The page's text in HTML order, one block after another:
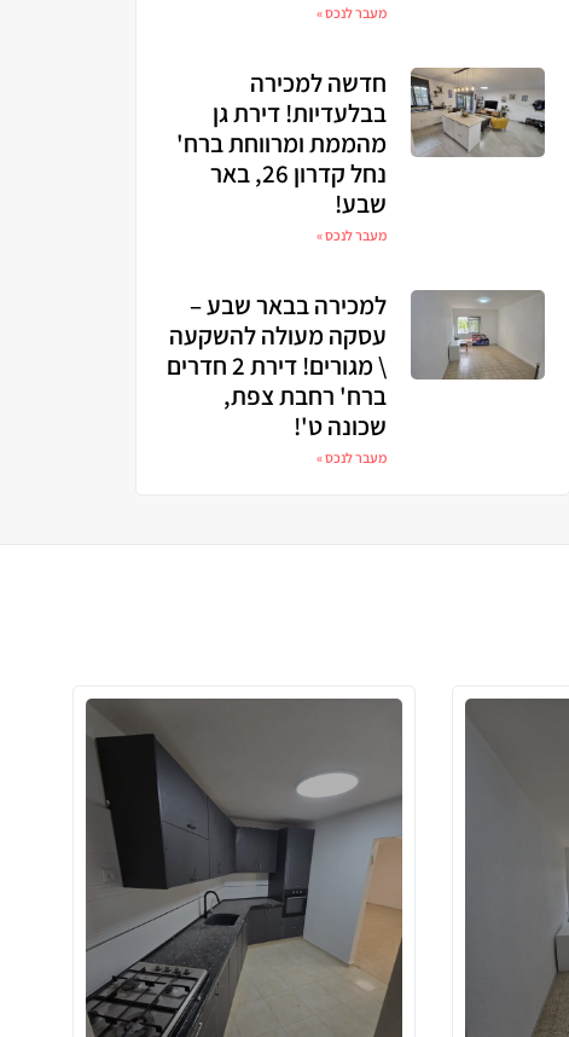
מעבר לנכס »
חדשה למכירה
בבלעדיות! דירת גן
מהממת ומרווחת ברח'
נחל קדרון 26, באר
שבע!
מעבר לנכס »
למכירה בבאר שבע –
עסקה מעולה להשקעה
\ מגורים! דירת 2 חדרים
ברח' רחבת צפת,
שכונה ט'!
מעבר לנכס »